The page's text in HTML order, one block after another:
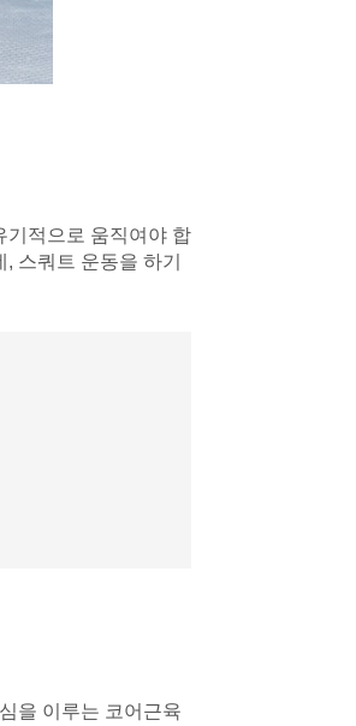
기적으로 움직여야 합
스쿼트 운동을 하기
을 이루는 코어근육